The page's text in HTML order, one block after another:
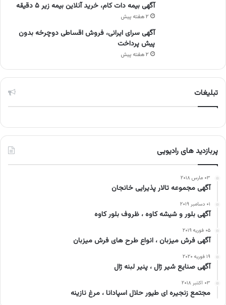
آگهی بیمه دات کام، خرید آنلاین بیمه زیر ۵ دقیقه
۲ هفته پیش
آگهی سرای ایرانی، فروش اقساطی دوچرخه بدون
پیش پرداخت
۲ هفته پیش
تبلیغات
پربازدید های رادیویی
۰۳ مارس ۲۰۱۸
آگهی مجموعه تالار پذیرایی خانجان
۰۱ دسامبر ۲۰۱۹
آگهی بلور و شیشه کاوه ، ظروف بلور کاوه
۰۵ فوریه ۲۰۱۹
آگهی فرش میزبان ، انواع طرح های فرش میزبان
۱۹ فوریه ۲۰۲۰
آگهی صنایع شیر ژال ، پنیر لبنه ژال
۰۳ اکتبر ۲۰۱۸
مجتمع زنجیره ای طیور حلال اسپادانا ، مرغ نازینه